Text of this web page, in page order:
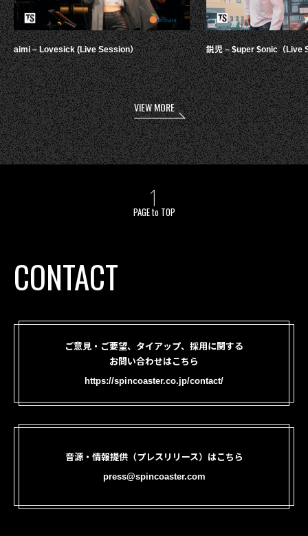
aimi – Lovesick (Live Session） 鋭児 – $uper $onic（Live
VIEW MORE
PAGE to TOP
CONTACT
ご意見・ご要望、タイアップ、採用に関する
お問い合わせはこちら
https://spincoaster.co.jp/contact/
音源・情報提供（プレスリリース）はこちら
press@spincoaster.com